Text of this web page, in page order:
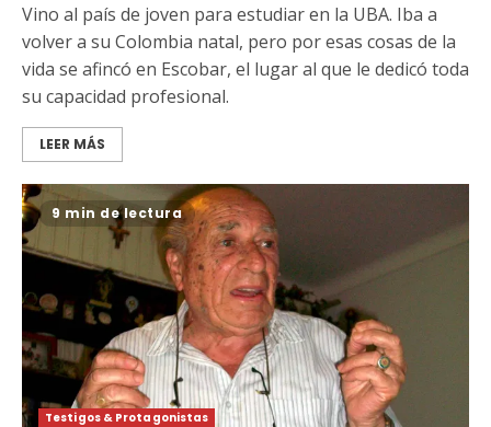
Vino al país de joven para estudiar en la UBA. Iba a
volver a su Colombia natal, pero por esas cosas de la
vida se afincó en Escobar, el lugar al que le dedicó toda
su capacidad profesional.
LEER MÁS
9 min de lectura
Testigos & Protagonistas